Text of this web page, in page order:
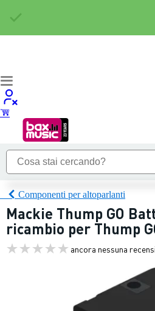
Componenti per altoparlanti
Mackie Thump GO
ricambio per Thump
ancora nessuna